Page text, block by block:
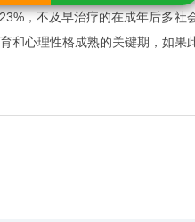
，不及早治疗的在成年后多
和心理性格成熟的关键期，如